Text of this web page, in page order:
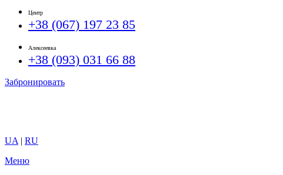
Центр
+38 (067) 197 23 85
Алексеевка
+38 (093) 031 66 88
Забронировать
UA | RU
Меню